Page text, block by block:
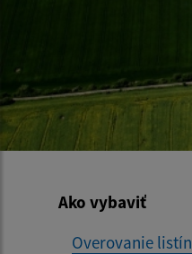
Ako vybaviť
Overovanie listín